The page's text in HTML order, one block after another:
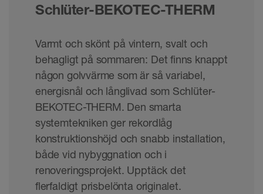
Schlüter-BEKOTEC-THERM
Varmt och skönt på vintern, svalt och
behagligt på sommaren: Det finns knappt
någon golvvärme som är så variabel,
energisnål och långlivad som Schlüter-
BEKOTEC-THERM. Den smarta
systemtekniken ger rekordlåg
konstruktionshöjd och snabb installation,
både vid nybyggnation och i
renoveringsprojekt. Upptäck det
flerfaldigt prisbelönta originalet.